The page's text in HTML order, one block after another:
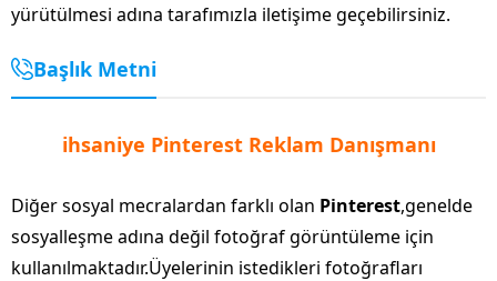
yürütülmesi adına tarafımızla iletişime geçebilirsiniz.
Başlık Metni
ihsaniye Pinterest Reklam Danışmanı
Diğer sosyal mecralardan farklı olan Pinterest,genelde
sosyalleşme adına değil fotoğraf görüntüleme için
kullanılmaktadır.Üyelerinin istedikleri fotoğrafları